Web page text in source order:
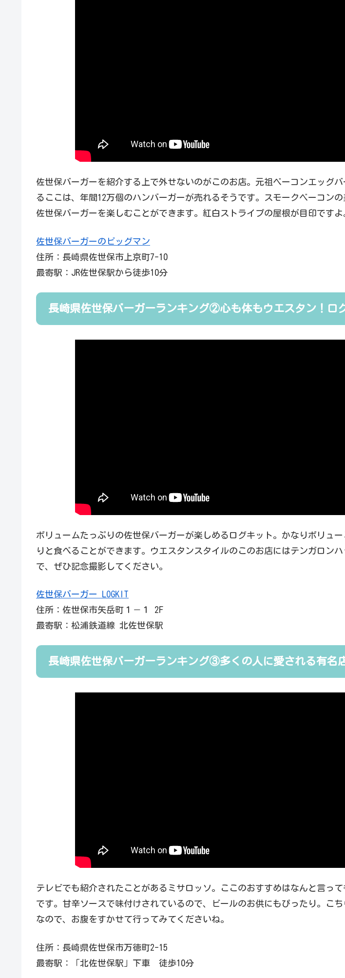
佐世保バーガーを紹介する上で外せないのがこのお店。元祖ベーコンエッグ
るここは、年間12万個のハンバーガーが売れるそうです。スモークベーコン
佐世保バーガーを楽しむことができます。紅白ストライプの屋根が目印ですよ
佐世保バーガーのビッグマン
住所：長崎県佐世保市上京町7-10
最寄駅：JR佐世保駅から徒歩10分
長崎県佐世保バーガーランキング②心も体もウエスタン！ロ
ボリュームたっぷりの佐世保バーガーが楽しめるログキット。かなりボリュ
りと食べることができます。ウエスタンスタイルのこのお店にはテンガロン
で、ぜひ記念撮影してください。
佐世保バーガー LOGKIT
住所：佐世保市矢岳町１－１ 2F
最寄駅：松浦鉄道線 北佐世保駅
長崎県佐世保バーガーランキング③多くの人に愛される有名
テレビでも紹介されたことがあるミサロッソ。ここのおすすめはなんと言って
です。甘辛ソースで味付けされているので、ビールのお供にもぴったり。こ
なので、お腹をすかせて行ってみてくださいね。
住所：長崎県佐世保市万徳町2-15
最寄駅：「北佐世保駅」下車 徒歩10分